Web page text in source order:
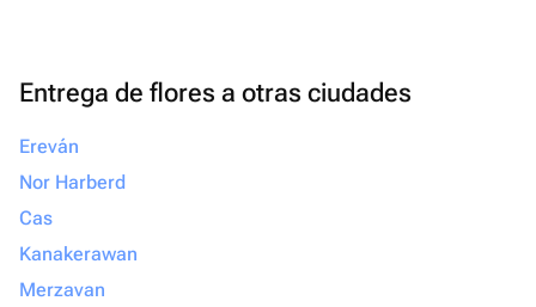
Entrega de flores a otras ciudades
Ereván
Nor Harberd
Cas
Kanakerawan
Merzavan